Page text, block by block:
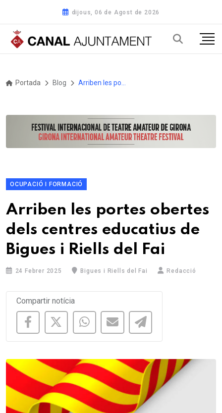
dijous, 06 de Agost de 2026
Portada Blog
OCUPACIÓ I FORMACIÓ
Arriben les portes obertes
dels centres educatius de
Bigues i Riells del Fai
24 Febrer 2025 Bigues i Riells del Fai Redacció
Compartir notícia